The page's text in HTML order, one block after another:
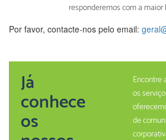
responderemos com a maior
Por favor, contacte-nos pelo email:
Já
conhece
os
Encontre
os
de